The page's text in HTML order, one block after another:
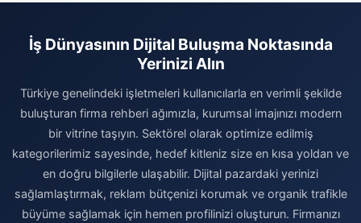
İş Dünyasının Dijital Buluşma Noktasında
Yerinizi Alın
Türkiye genelindeki işletmeleri kullanıcılarla en verimli şekilde
buluşturan firma rehberi ağımızla, kurumsal imajınızı modern
bir vitrine taşıyın. Sektörel olarak optimize edilmiş
kategorilerimiz sayesinde, hedef kitleniz size en kısa yoldan ve
en doğru bilgilerle ulaşabilir. Dijital pazardaki yerinizi
sağlamlaştırmak, reklam bütçenizi korumak ve organik trafikle
büyüme sağlamak için hemen profilinizi oluşturun. Firmanızı